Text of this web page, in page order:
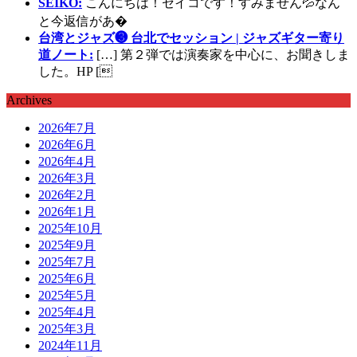
SEIKO: こんにちは！セイコです！すみません💦なん
と今返信があ�
台湾とジャズ❸ 台北でセッション | ジャズギター寄り
道ノート: […] 第２弾では演奏家を中心に、お聞きしま
した。HP [
Archives
2026年7月
2026年6月
2026年4月
2026年3月
2026年2月
2026年1月
2025年10月
2025年9月
2025年7月
2025年6月
2025年5月
2025年4月
2025年3月
2024年11月